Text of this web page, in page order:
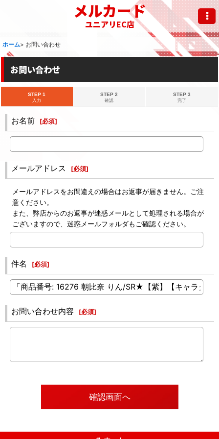
メルカード
ユニアリEC店
ホーム> お問い合わせ
お問い合わせ
STEP 1
入力
STEP 2
確認
STEP 3
完了
お名前 [必須]
メールアドレス [必須]
メールアドレスをお間違えの場合はお返事が届きません。ご注
意ください。
また、弊店からのお返事が迷惑メールとして処理される場合が
ございますので、迷惑メールフォルダもご確認ください。
件名 [必須]
お問い合わせ内容 [必須]
確認画面へ